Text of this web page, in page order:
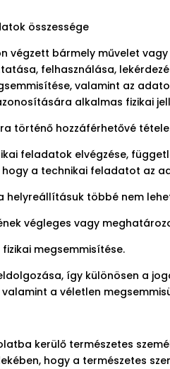
összessége
bármely művelet vagy
felhasználása,
valamint az
alkalmas fizikai
történő hozzáférhetővé
feladatok elvégzése,
a technikai feladatot az
helyreállításuk többé nem
végleges vagy
megsemmisítése.
így különösen a
a véletlen
kerülő természetes
hogy a természetes